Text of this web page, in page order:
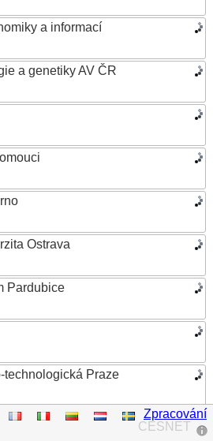
a informací
a genetiky AV ČR
Ostrava
Pardubice
technologická Praze
v Praze
CESNET
Zpracování